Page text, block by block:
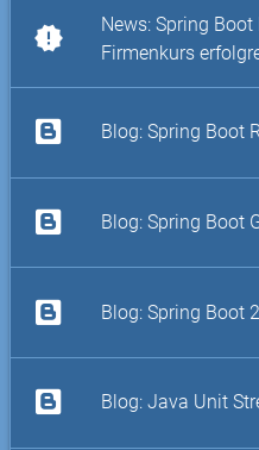
new_releases
News: Spring Boot
Firmenkurs
Blog: Spring Boot
Blog: Spring Boot
Blog: Spring Boot
Blog: Java Unit